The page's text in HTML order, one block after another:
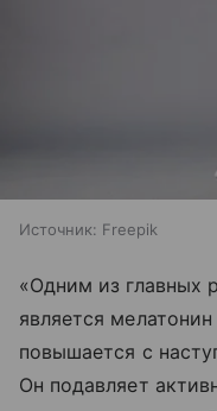
Источник: Freepik
«Одним из главных
является
повышается с
Он подавляет